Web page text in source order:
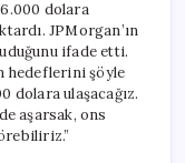
6.000 dolara
JPMorgan’ın
ifade etti.
hedeflerini şöyle
dolara ulaşacağız.
aşarsak, ons